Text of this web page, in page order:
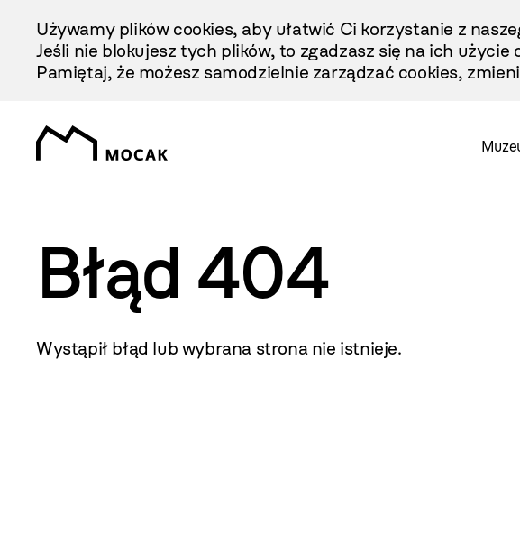
Treści
Używamy plików cookies, aby ułatwić Ci korzystanie z
Jeśli nie blokujesz tych plików, to zgadzasz się na ich
Pamiętaj, że możesz samodzielnie zarządzać cookies,
Błąd 404
Wystąpił błąd lub wybrana strona nie istnieje.